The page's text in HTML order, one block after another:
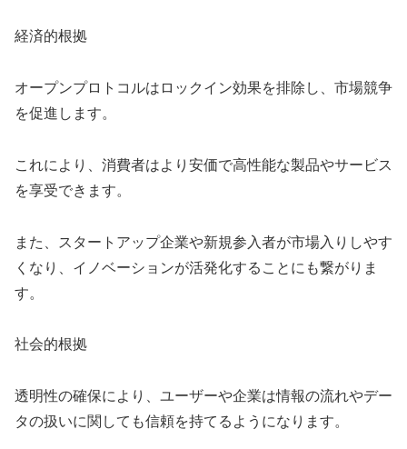
経済的根拠
オープンプロトコルはロックイン効果を排除し、市場競争
を促進します。
これにより、消費者はより安価で高性能な製品やサービス
を享受できます。
また、スタートアップ企業や新規参入者が市場入りしやす
くなり、イノベーションが活発化することにも繋がりま
す。
社会的根拠
透明性の確保により、ユーザーや企業は情報の流れやデー
タの扱いに関しても信頼を持てるようになります。